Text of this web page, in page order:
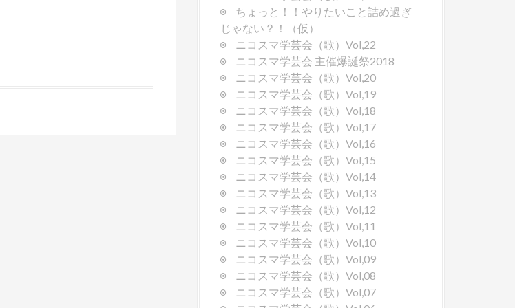
ちょっと！！やりたいこと詰め過ぎ
じゃない？！（仮）
ニコスマ学芸会（歌）Vol,22
ニコスマ学芸会 主催爆誕祭2018
ニコスマ学芸会（歌）Vol,20
ニコスマ学芸会（歌）Vol,19
ニコスマ学芸会（歌）Vol,18
ニコスマ学芸会（歌）Vol,17
ニコスマ学芸会（歌）Vol,16
ニコスマ学芸会（歌）Vol,15
ニコスマ学芸会（歌）Vol,14
ニコスマ学芸会（歌）Vol,13
ニコスマ学芸会（歌）Vol,12
ニコスマ学芸会（歌）Vol,11
ニコスマ学芸会（歌）Vol,10
ニコスマ学芸会（歌）Vol,09
ニコスマ学芸会（歌）Vol,08
ニコスマ学芸会（歌）Vol,07